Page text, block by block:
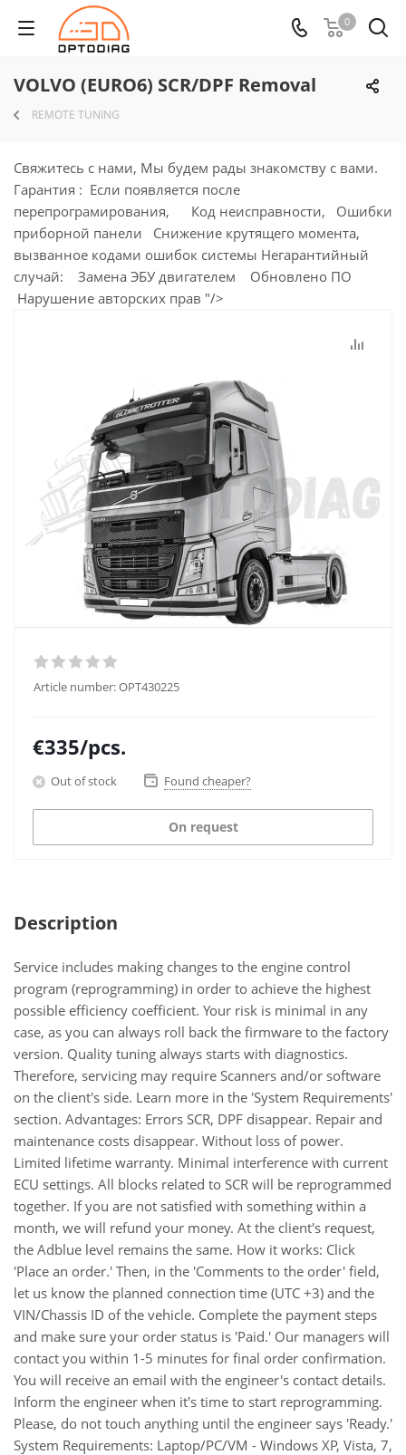
0
VOLVO (EURO6) SCR/DPF Removal
REMOTE TUNING
Свяжитесь с нами, Мы будем рады знакомству с вами.
Гарантия : Если появляется после
перепрограмирования, Код неисправности, Ошибки
приборной панели Снижение крутящего момента,
вызванное кодами ошибок системы Негарантийный
случай: Замена ЭБУ двигателем Обновлено ПО
Нарушение авторских прав "/>
Article number:OPT430225
€335/pcs.
Out of stock Found cheaper?
On request
Description
Service includes making changes to the engine control
program (reprogramming) in order to achieve the highest
possible efficiency coefficient. Your risk is minimal in any
case, as you can always roll back the firmware to the factory
version. Quality tuning always starts with diagnostics.
Therefore, servicing may require Scanners and/or software
on the client's side. Learn more in the 'System Requirements'
section. Advantages: Errors SCR, DPF disappear. Repair and
maintenance costs disappear. Without loss of power.
Limited lifetime warranty. Minimal interference with current
ECU settings. All blocks related to SCR will be reprogrammed
together. If you are not satisfied with something within a
month, we will refund your money. At the client's request,
the Adblue level remains the same. How it works: Click
'Place an order.' Then, in the 'Comments to the order' field,
let us know the planned connection time (UTC +3) and the
VIN/Chassis ID of the vehicle. Complete the payment steps
and make sure your order status is 'Paid.' Our managers will
contact you within 1-5 minutes for final order confirmation.
You will receive an email with the engineer's contact details.
Inform the engineer when it's time to start reprogramming.
Please, do not touch anything until the engineer says 'Ready.'
System Requirements: Laptop/PC/VM - Windows XP, Vista, 7,